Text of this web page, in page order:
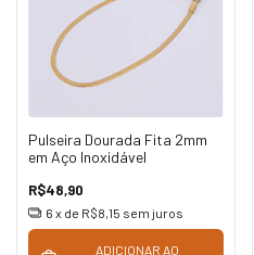
Pulseira Dourada Fita 2mm
em Aço Inoxidável
R$48,90
6 x de R$8,15 sem juros
ADICIONAR AO